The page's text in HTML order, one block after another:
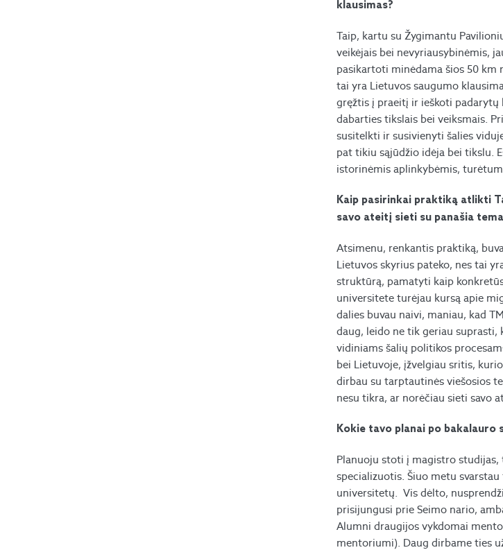
klausimas?
Taip, kartu su Žygimantu
veikėjais bei nevyriausybinėmis,
pasikartoti minėdama šios 50 km
tai yra Lietuvos saugumo
gręžtis į praeitį ir ieškoti
dabarties tikslais bei veiksmais.
susitelkti ir susivienyti šalies
pat tikiu sąjūdžio idėja bei tikslu.
istorinėmis aplinkybėmis,
Kaip pasirinkai praktiką atlikti
savo ateitį sieti su panašia
Atsimenu, renkantis praktiką,
Lietuvos skyrius pateko, nes tai
struktūrą, pamatyti kaip
universitete turėjau kursą apie
dalies buvau naivi, maniau, kad
daug, leido ne tik geriau
vidiniams šalių politikos
bei Lietuvoje, įžvelgiau sritis,
dirbau su tarptautinės viešosios
nesu tikra, ar norėčiau sieti savo
Kokie tavo planai po bakalauro
Planuoju stoti į magistro
specializuotis. Šiuo metu
universitetų. Vis dėlto,
prisijungusi prie Seimo nario,
Alumni draugijos vykdomai
mentoriumi). Daug dirbame ties